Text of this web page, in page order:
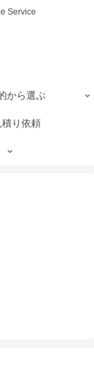
Service
から選ぶ
積り依頼